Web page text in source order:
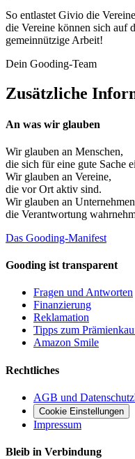
So entlastet Givio die
die Vereine können sich auf
gemeinnützige Arbeit!
Dein Gooding-Team
Zusätzliche
An was wir glauben
Wir glauben an Menschen,
die sich für eine gute Sache
Wir glauben an Vereine,
die vor Ort aktiv sind.
Wir glauben an Unternehmen
die Verantwortung
Das Gooding-Manifest
Gooding ist transparent
Fragen und Antworten
Finanzierung
Reklamation
Tipps zum
Amazon Smile
Rechtliches
AGB und
Cookie Einstellungen
Impressum
Bleib in Verbindung